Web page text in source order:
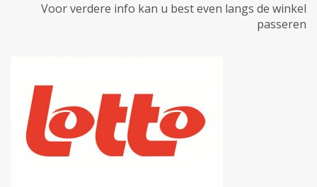
Voor verdere info kan u best even langs de winkel
passeren